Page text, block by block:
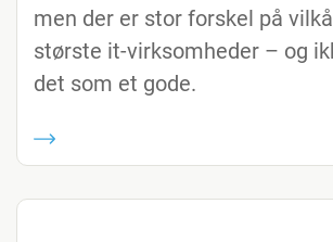
men der er stor forskel på
største it-virksomheder – og
det som et gode.